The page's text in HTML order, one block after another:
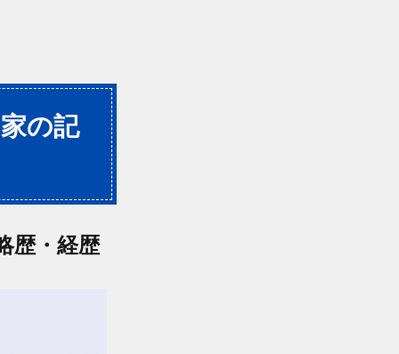
の記
歴・経歴